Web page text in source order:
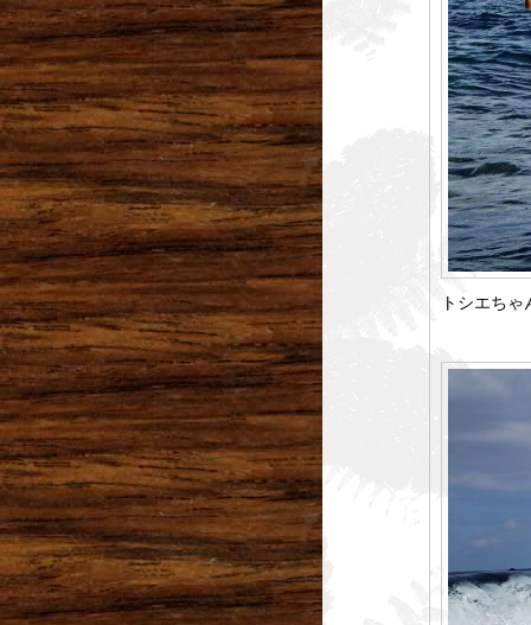
トシエちゃ